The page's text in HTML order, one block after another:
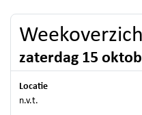
zaterdag 15
Locatie
n.v.t.